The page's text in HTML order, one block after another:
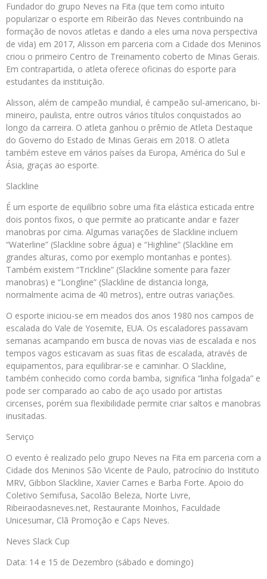
Fundador do grupo Neves na Fita (que tem como intuito
popularizar o esporte em Ribeirão das Neves contribuindo na
formação de novos atletas e dando a eles uma nova perspectiva
de vida) em 2017, Alisson em parceria com a Cidade dos Meninos
criou o primeiro Centro de Treinamento coberto de Minas Gerais.
Em contrapartida, o atleta oferece oficinas do esporte para
estudantes da instituição.
Alisson, além de campeão mundial, é campeão sul-americano, bi-
mineiro, paulista, entre outros vários títulos conquistados ao
longo da carreira. O atleta ganhou o prêmio de Atleta Destaque
do Governo do Estado de Minas Gerais em 2018. O atleta
também esteve em vários países da Europa, América do Sul e
Ásia, graças ao esporte.
Slackline
É um esporte de equilíbrio sobre uma fita elástica esticada entre
dois pontos fixos, o que permite ao praticante andar e fazer
manobras por cima. Algumas variações de Slackline incluem
“Waterline” (Slackline sobre água) e “Highline” (Slackline em
grandes alturas, como por exemplo montanhas e pontes).
Também existem “Trickline” (Slackline somente para fazer
manobras) e “Longline” (Slackline de distancia longa,
normalmente acima de 40 metros), entre outras variações.
O esporte iniciou-se em meados dos anos 1980 nos campos de
escalada do Vale de Yosemite, EUA. Os escaladores passavam
semanas acampando em busca de novas vias de escalada e nos
tempos vagos esticavam as suas fitas de escalada, através de
equipamentos, para equilibrar-se e caminhar. O Slackline,
também conhecido como corda bamba, significa “linha folgada” e
pode ser comparado ao cabo de aço usado por artistas
circenses, porém sua flexibilidade permite criar saltos e manobras
inusitadas.
Serviço
O evento é realizado pelo grupo Neves na Fita em parceria com a
Cidade dos Meninos São Vicente de Paulo, patrocínio do Instituto
MRV, Gibbon Slackline, Xavier Carnes e Barba Forte. Apoio do
Coletivo Semifusa, Sacolão Beleza, Norte Livre,
Ribeiraodasneves.net, Restaurante Moinhos, Faculdade
Unicesumar, Clã Promoção e Caps Neves.
Neves Slack Cup
Data: 14 e 15 de Dezembro (sábado e domingo)